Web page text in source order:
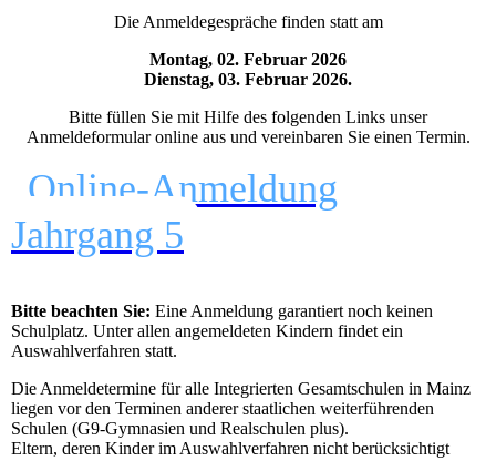
Die Anmeldegespräche finden statt am
Montag, 02. Februar 2026
Dienstag, 03. Februar 2026.
Bitte füllen Sie mit Hilfe des folgenden Links unser
Anmeldeformular online aus und vereinbaren Sie einen Termin.
Online-Anmeldung
Jahrgang 5
Bitte beachten Sie: Eine Anmeldung garantiert noch keinen
Schulplatz. Unter allen angemeldeten Kindern findet ein
Auswahlverfahren statt.
Die Anmeldetermine für alle Integrierten Gesamtschulen in Mainz
liegen vor den Terminen anderer staatlichen weiterführenden
Schulen (G9-Gymnasien und Realschulen plus).
Eltern, deren Kinder im Auswahlverfahren nicht berücksichtigt